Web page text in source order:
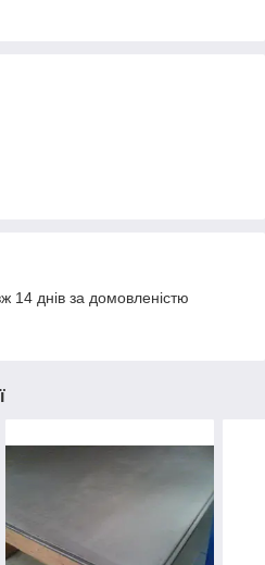
14 днів за домовленістю